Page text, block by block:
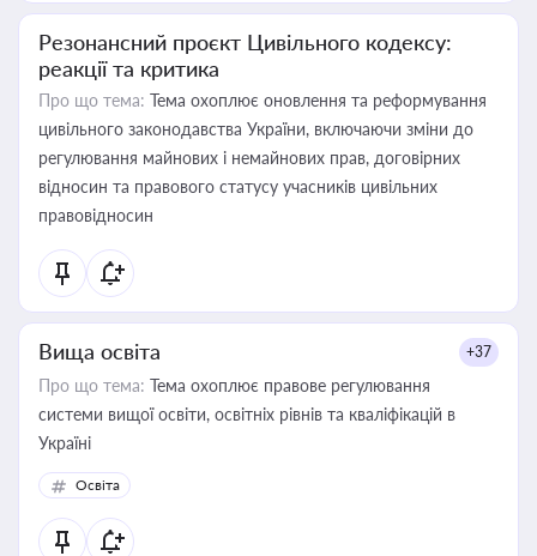
Резонансний проєкт Цивільного кодексу:
реакції та критика
Про що тема: Тема охоплює оновлення та реформування
цивільного законодавства України, включаючи зміни до
регулювання майнових і немайнових прав, договірних
відносин та правового статусу учасників цивільних
правовідносин
Вища освіта +37
Про що тема: Тема охоплює правове регулювання
системи вищої освіти, освітніх рівнів та кваліфікацій в
Україні
Освіта